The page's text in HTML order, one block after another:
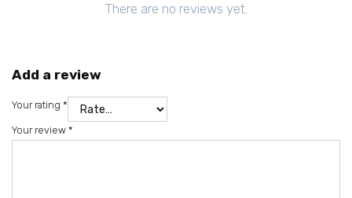
There are no reviews yet.
Add a review
Your rating *
Your review *